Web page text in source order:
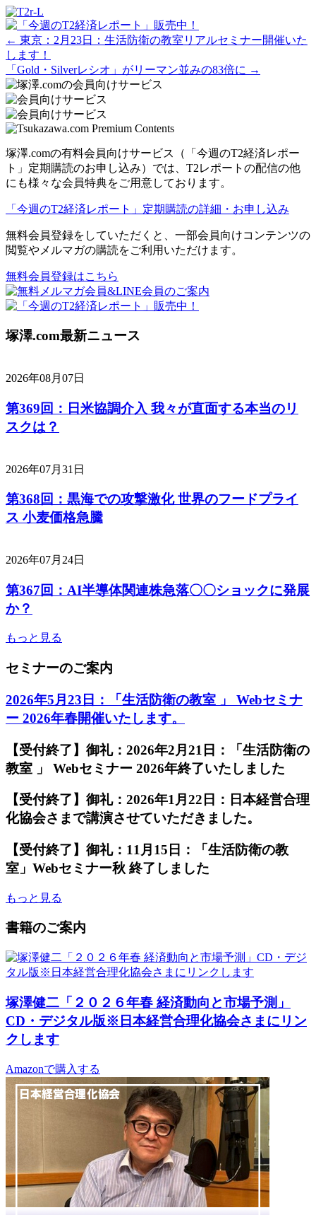
Posts
navigation
← 東京：2月23日：生活防衛の教室リアルセミナー開催いた
します！
「Gold・Silverレシオ」がリーマン並みの83倍に →
塚澤.comの有料会員向けサービス（「今週のT2経済レポー
ト」定期購読のお申し込み）では、T2レポートの配信の他
にも様々な会員特典をご用意しております。
「今週のT2経済レポート」定期購読の詳細・お申し込み
無料会員登録をしていただくと、一部会員向けコンテンツの
閲覧やメルマガの購読をご利用いただけます。
無料会員登録はこちら
塚澤.com最新ニュース
2026年08月07日
第369回：日米協調介入 我々が直面する本当のリ
スクは？
2026年07月31日
第368回：黒海での攻撃激化 世界のフードプライ
ス 小麦価格急騰
2026年07月24日
第367回：AI半導体関連株急落〇〇ショックに発展
か？
もっと見る
セミナーのご案内
2026年5月23日：「生活防衛の教室 」 Webセミナ
ー 2026年春開催いたします。
【受付終了】御礼：2026年2月21日：「生活防衛の
教室 」 Webセミナー 2026年終了いたしました
【受付終了】御礼：2026年1月22日：日本経営合理
化協会さまで講演させていただきました。
【受付終了】御礼：11月15日：「生活防衛の教
室」Webセミナー秋 終了しました
もっと見る
書籍のご案内
塚澤健二「２０２６年春 経済動向と市場予測」
CD・デジタル版※日本経営合理化協会さまにリン
クします
Amazonで購入する